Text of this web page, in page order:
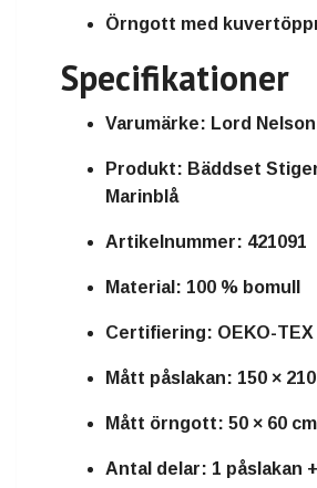
Örngott med
Specifikationer
Varumärke: Lord Nelson
Produkt: Bäddset
Marinblå
Artikelnummer: 421091
Material: 100 % bomull
Certifiering: OEKO-TEX
Mått påslakan: 150 ×
Mått örngott: 50 × 60 cm
Antal delar: 1 påslakan